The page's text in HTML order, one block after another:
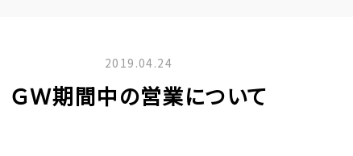
2019.04.24
ＧＷ期間中の営業について